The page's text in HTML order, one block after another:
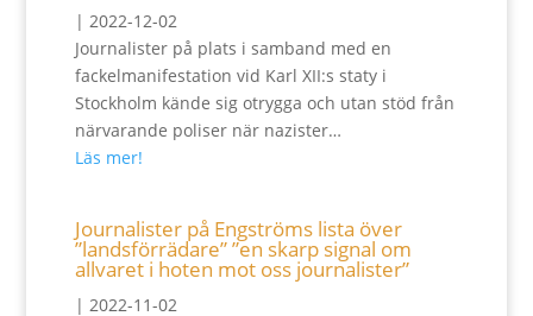
| 2022-12-02
Journalister på plats i samband med en
fackelmanifestation vid Karl XII:s staty i
Stockholm kände sig otrygga och utan stöd från
närvarande poliser när nazister…
Läs mer!
Journalister på Engströms lista över
”landsförrädare” ”en skarp signal om
allvaret i hoten mot oss journalister”
| 2022-11-02